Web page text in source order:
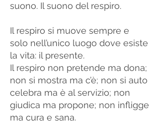
suono. Il suono del respiro.
Il respiro si muove sempre e
solo nell’unico luogo dove esiste
la vita: il presente.
Il respiro non pretende ma dona;
non si mostra ma c’è; non si auto
celebra ma è al servizio; non
giudica ma propone; non infligge
ma cura e sana.